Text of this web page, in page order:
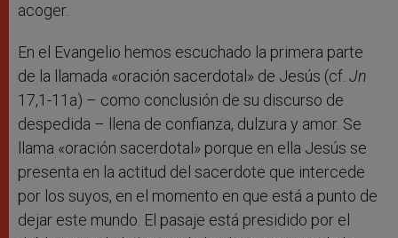
acoger.
En el Evangelio hemos escuchado la primera parte
de la llamada «oración sacerdotal» de Jesús (cf. Jn
17,1-11a) – como conclusión de su discurso de
despedida – llena de confianza, dulzura y amor. Se
llama «oración sacerdotal» porque en ella Jesús se
presenta en la actitud del sacerdote que intercede
por los suyos, en el momento en que está a punto de
dejar este mundo. El pasaje está presidido por el